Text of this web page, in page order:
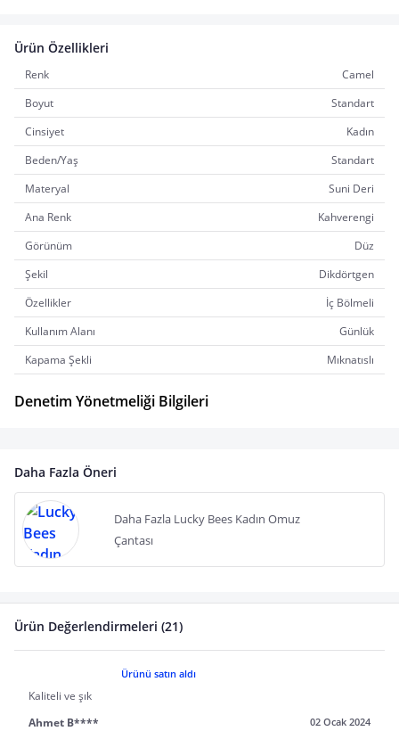
Ürün Özellikleri
Renk
Camel
Boyut
Standart
Cinsiyet
Kadın
Beden/Yaş
Standart
Materyal
Suni Deri
Ana Renk
Kahverengi
Görünüm
Düz
Şekil
Dikdörtgen
Özellikler
İç Bölmeli
Kullanım Alanı
Günlük
Kapama Şekli
Mıknatıslı
Denetim Yönetmeliği Bilgileri
Daha Fazla Öneri
Daha Fazla Lucky Bees Kadın Omuz
Çantası
Ürün Değerlendirmeleri (21)
Ürünü satın aldı
Kaliteli ve şık
Ahmet B****
02 Ocak 2024